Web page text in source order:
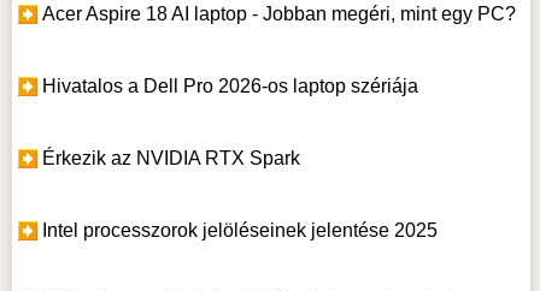
Acer Aspire 18 AI laptop - Jobban megéri, mint egy PC?
Hivatalos a Dell Pro 2026-os laptop szériája
Érkezik az NVIDIA RTX Spark
Intel processzorok jelöléseinek jelentése 2025